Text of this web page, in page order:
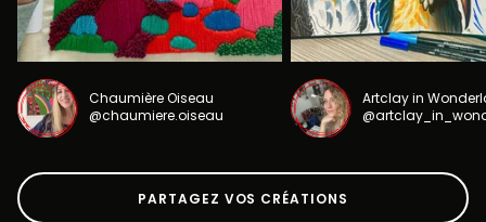
Chaumière Oiseau
@chaumiere.oiseau
Artclay in
PARTAGEZ VOS CRÉATIONS